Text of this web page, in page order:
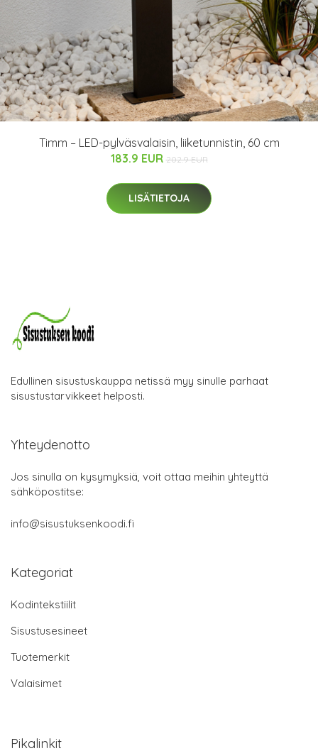
Timm – LED-pylväsvalaisin, liiketunnistin, 60 cm
183.9 EUR 202.9 EUR
LISÄTIETOJA
Edullinen sisustuskauppa netissä myy sinulle parhaat
sisustustarvikkeet helposti.
Yhteydenotto
Jos sinulla on kysymyksiä, voit ottaa meihin yhteyttä
sähköpostitse:
info@sisustuksenkoodi.fi
Kategoriat
Kodintekstiilit
Sisustusesineet
Tuotemerkit
Valaisimet
Pikalinkit